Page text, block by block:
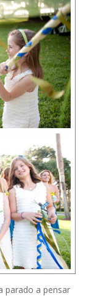
parado a pensar